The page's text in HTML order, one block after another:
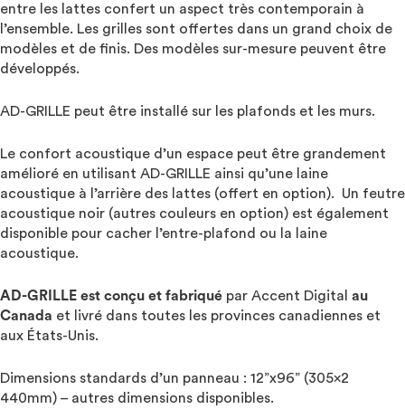
entre les lattes confert un aspect très contemporain à
l’ensemble. Les grilles sont offertes dans un grand choix de
modèles et de finis. Des modèles sur-mesure peuvent être
développés.
AD-GRILLE peut être installé sur les plafonds et les murs.
Le confort acoustique d’un espace peut être grandement
amélioré en utilisant AD-GRILLE ainsi qu’une laine
acoustique à l’arrière des lattes (offert en option). Un feutre
acoustique noir (autres couleurs en option) est également
disponible pour cacher l’entre-plafond ou la laine
acoustique.
AD-GRILLE est conçu et fabriqué par Accent Digital au
Canada et livré dans toutes les provinces canadiennes et
aux États-Unis.
Dimensions standards d’un panneau : 12”x96” (305×2
440mm) – autres dimensions disponibles.